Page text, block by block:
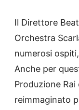
Il Direttore
Orchestra
numerosi
Anche per
Produzione
reimmaginato